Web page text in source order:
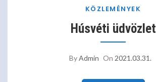
KÖZLEMÉNYEK
Húsvéti üdvözlet
ByAdmin On 2021.03.31.